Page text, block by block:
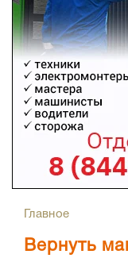
Главное
Вернуть